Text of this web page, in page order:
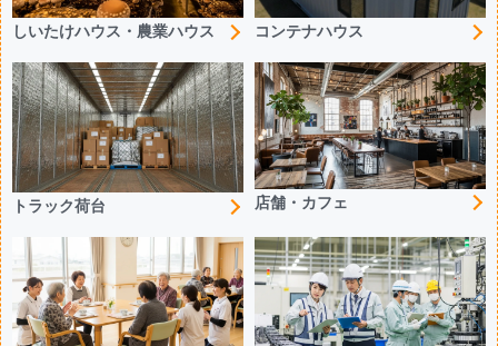
しいたけハウス・農業ハウス コンテナハウス
トラック荷台 店舗・カフェ